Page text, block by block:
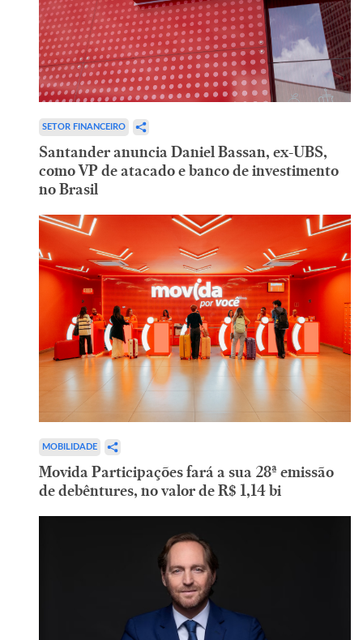
SETOR FINANCEIRO
Santander anuncia Daniel Bassan, ex-UBS,
como VP de atacado e banco de investimento
no Brasil
MOBILIDADE
Movida Participações fará a sua 28ª emissão
de debêntures, no valor de R$ 1,14 bi